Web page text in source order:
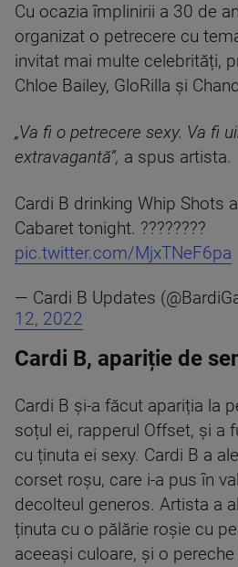
Cu ocazia împlinirii a 30 de
organizat o petrecere cu
invitat mai multe celebrități,
Chloe Bailey, GloRilla și
„Va fi o petrecere sexy. Va fi
extravagantă”, a spus artista.
Cardi B drinking Whip Shots
Cabaret tonight. ????????
pic.twitter.com/MjxTNeF6pa
— Cardi B Updates
12, 2022
Cardi B, apariție de
Cardi B și-a făcut apariția la
soțul ei, rapperul Offset, și a
cu ținuta ei sexy. Cardi B a
corset roșu, care i-a pus în
decolteul generos. Artista a
ținuta cu o pălărie roșie cu
aceeași culoare, și o